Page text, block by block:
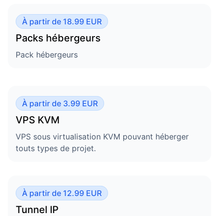
À partir de 18.99 EUR
Packs hébergeurs
Pack hébergeurs
À partir de 3.99 EUR
VPS KVM
VPS sous virtualisation KVM pouvant héberger
touts types de projet.
À partir de 12.99 EUR
Tunnel IP